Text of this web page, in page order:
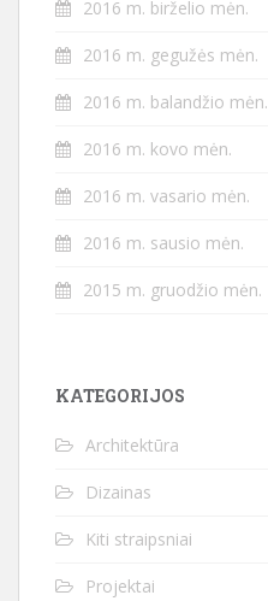
2016 m. birželio mėn.
2016 m. gegužės mėn.
2016 m. balandžio mėn.
2016 m. kovo mėn.
2016 m. vasario mėn.
2016 m. sausio mėn.
2015 m. gruodžio mėn.
KATEGORIJOS
Architektūra
Dizainas
Kiti straipsniai
Projektai